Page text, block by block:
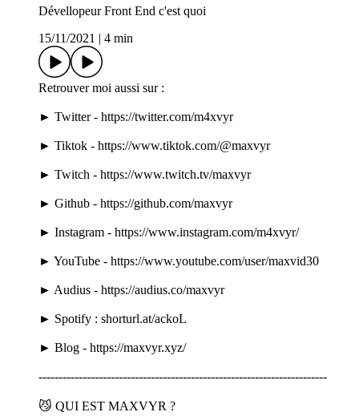
Dévellopeur Front End c'est quoi
15/11/2021
4 min
Retrouver moi aussi sur :
► Twitter - https://twitter.com/m4xvyr
► Tiktok - https://www.tiktok.com/@maxvyr
► Twitch - https://www.twitch.tv/maxvyr
► Github - https://github.com/maxvyr
► Instagram - https://www.instagram.com/m4xvyr/
► YouTube - https://www.youtube.com/user/maxvid30
► Audius - https://audius.co/maxvyr
► Spotify : shorturl.at/ackoL
► Blog - https://maxvyr.xyz/
------------------------------------------------------------------------
😼 QUI EST MAXVYR ?